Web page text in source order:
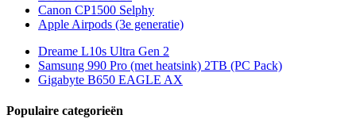
Canon CP1500 Selphy
Apple Airpods (3e generatie)
Dreame L10s Ultra Gen 2
Samsung 990 Pro (met heatsink) 2TB (PC Pack)
Gigabyte B650 EAGLE AX
Populaire categorieën